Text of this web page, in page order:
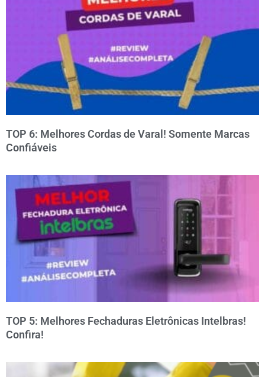
TOP 6: Melhores Cordas de Varal! Somente Marcas
Confiáveis
TOP 5: Melhores Fechaduras Eletrônicas Intelbras!
Confira!